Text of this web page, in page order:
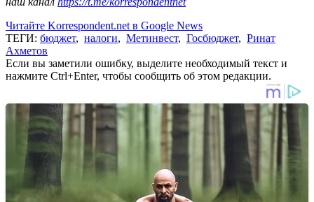
Читайте Korrespondent.net в Google News
ТЕГИ: бюджет, налоги, Метинвест, Госбюджет, Ринат
Ахметов
Если вы заметили ошибку, выделите необходимый текст и
нажмите Ctrl+Enter, чтобы сообщить об этом редакции.